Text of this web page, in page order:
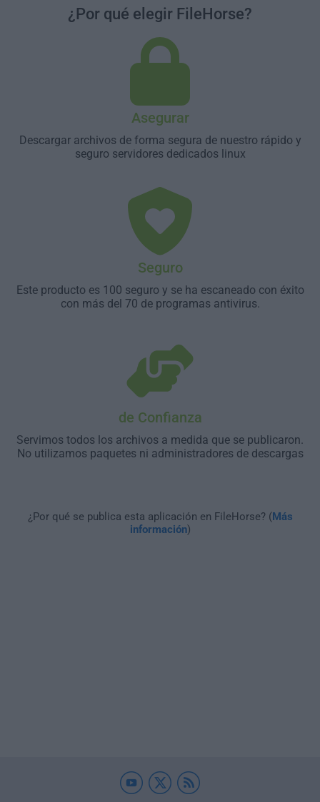
¿Por qué elegir FileHorse?
Asegurar
Descargar archivos de forma segura de nuestro rápido y
seguro servidores dedicados linux
Seguro
Este producto es 100 seguro y se ha escaneado con éxito
con más del 70 de programas antivirus.
de Confianza
Servimos todos los archivos a medida que se publicaron.
No utilizamos paquetes ni administradores de descargas
¿Por qué se publica esta aplicación en FileHorse? (Más
información)